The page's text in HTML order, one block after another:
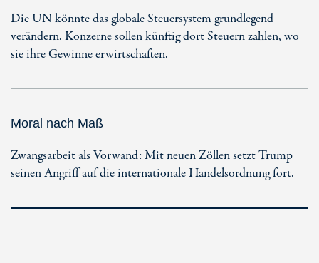
Die UN könnte das globale Steuersystem grundlegend
verändern. Konzerne sollen künftig dort Steuern zahlen, wo
sie ihre Gewinne erwirtschaften.
Moral nach Maß
Zwangsarbeit als Vorwand: Mit neuen Zöllen setzt Trump
seinen Angriff auf die internationale Handelsordnung fort.